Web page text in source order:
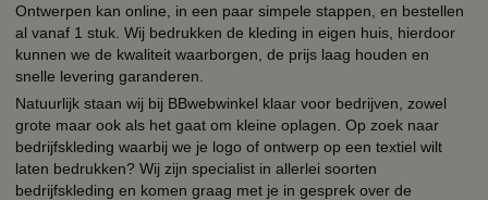
Ontwerpen kan online, in een paar simpele stappen, en bestellen
al vanaf 1 stuk. Wij bedrukken de kleding in eigen huis, hierdoor
kunnen we de kwaliteit waarborgen, de prijs laag houden en
snelle levering garanderen.
Natuurlijk staan wij bij BBwebwinkel klaar voor bedrijven, zowel
grote maar ook als het gaat om kleine oplagen. Op zoek naar
bedrijfskleding waarbij we je logo of ontwerp op een textiel wilt
laten bedrukken? Wij zijn specialist in allerlei soorten
bedrijfskleding en komen graag met je in gesprek over de